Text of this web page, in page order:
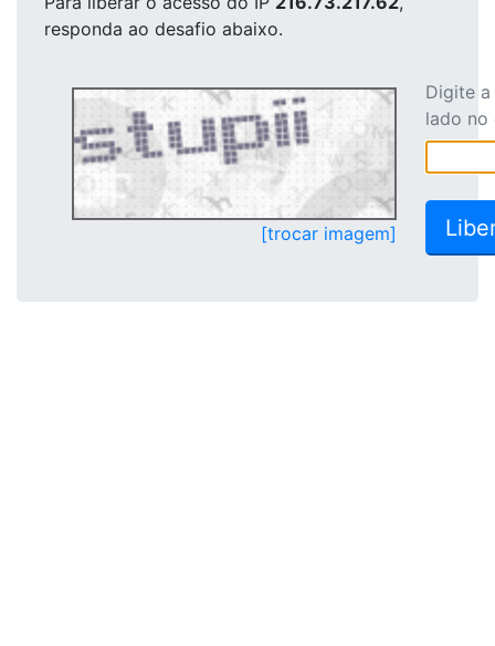
responda ao desafio abaixo.
[trocar imagem]
Digite
lado no